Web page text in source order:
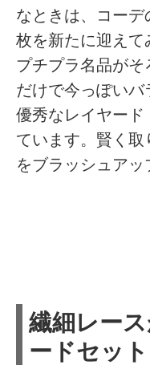
なときは、コー
枚を新たに迎えて
プチプラ名品が
だけで今っぽいバ
優秀なレイヤード
ています。賢く
をブラッシュアッ
繊細レー
ードセット